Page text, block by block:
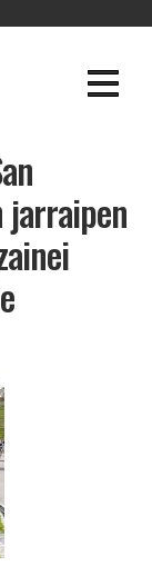
jarraipen